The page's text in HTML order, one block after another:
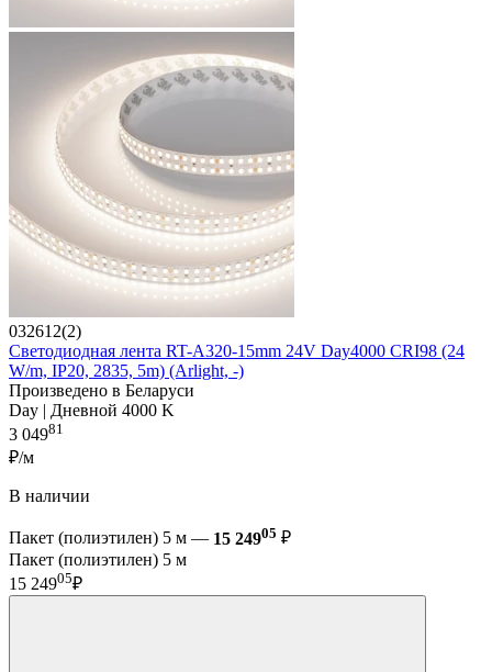
032612(2)
Светодиодная лента RT-A320-15mm 24V Day4000 CRI98 (24
W/m, IP20, 2835, 5m) (Arlight, -)
Произведено в Беларуси
Day | Дневной 4000 K
3 04981
₽/м
В наличии
Пакет (полиэтилен) 5 м — 15 24905 ₽
Пакет (полиэтилен) 5 м
15 24905₽